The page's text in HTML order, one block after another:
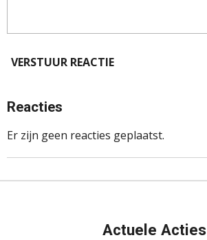
VERSTUUR REACTIE
Reacties
Er zijn geen reacties geplaatst.
Actuele Acties